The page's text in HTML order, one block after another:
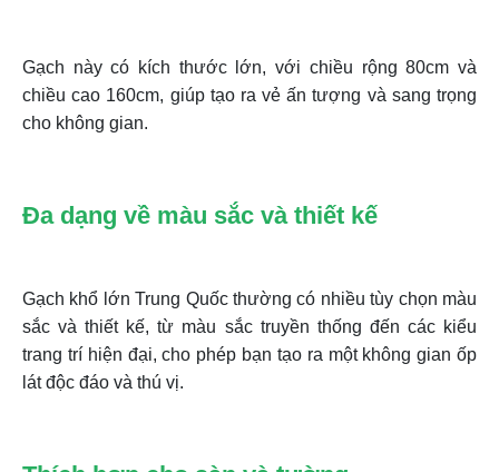
Gạch này có kích thước lớn, với chiều rộng 80cm và
chiều cao 160cm, giúp tạo ra vẻ ấn tượng và sang trọng
cho không gian.
Đa dạng về màu sắc và thiết kế
Gạch khổ lớn Trung Quốc thường có nhiều tùy chọn màu
sắc và thiết kế, từ màu sắc truyền thống đến các kiểu
trang trí hiện đại, cho phép bạn tạo ra một không gian ốp
lát độc đáo và thú vị.